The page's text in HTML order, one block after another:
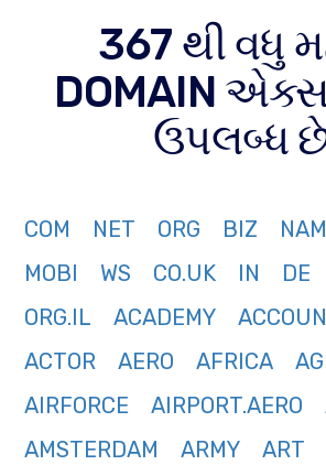
367 થી વધુ
DOMAIN
ઉપલબ્ધ
COM NET ORG BIZ
MOBI
WS CO.UK IN DE
ORG.IL
ACADEMY
ACTOR
AERO AFRICA
AIRFORCE
AIRPORT.AERO
AMSTERDAM
ARMY ART